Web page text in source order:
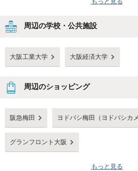
周辺の学校・公共施設
大阪工業大学 大阪経済大学
周辺のショッピング
阪急梅田 ヨドバシ梅田（ヨドバシカ
グランフロント大阪
もっと見る